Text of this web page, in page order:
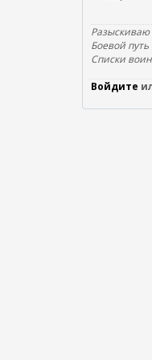
Разыскиваю
Боевой путь
Списки
Войдите